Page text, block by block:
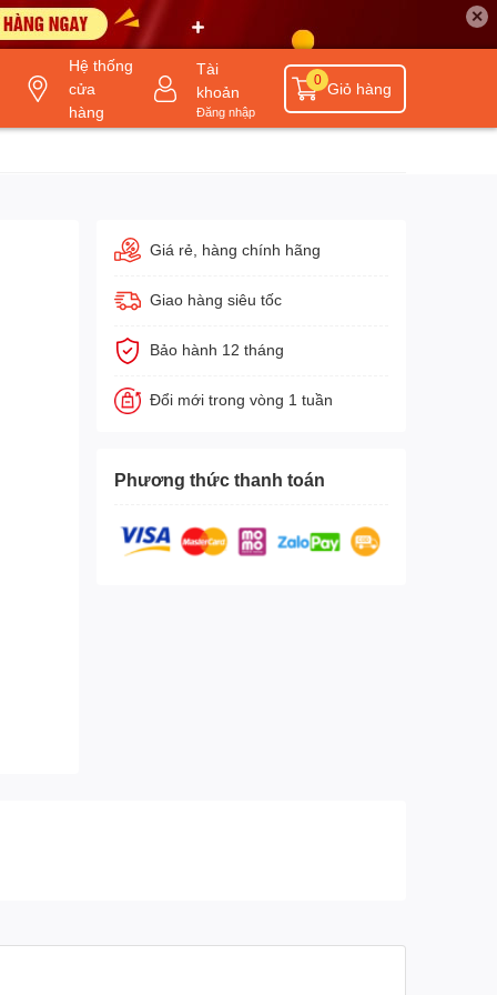
✕
Hệ thống
cửa
hàng
Tài
khoản
Đăng nhập
Giỏ hàng
0
Giá rẻ, hàng chính hãng
Giao hàng siêu tốc
Bảo hành 12 tháng
Đổi mới trong vòng 1 tuần
Phương thức thanh toán